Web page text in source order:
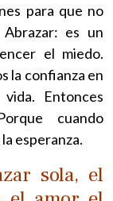
para que no
es un
el miedo.
la confianza en
Entonces
cuando
esperanza.
sola, el